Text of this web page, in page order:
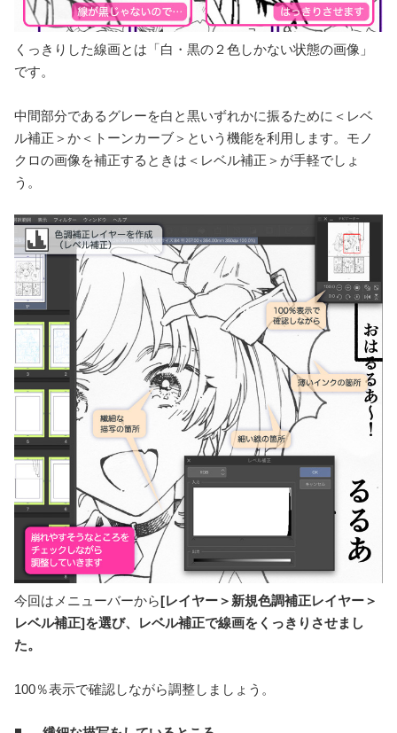
くっきりした線画とは「白・黒の２色しかない状態の画像」
です。
中間部分であるグレーを白と黒いずれかに振るために＜レベ
ル補正＞か＜トーンカーブ＞という機能を利用します。モノ
クロの画像を補正するときは＜レベル補正＞が手軽でしょ
う。
今回はメニューバーから[レイヤー＞新規色調補正レイヤー＞
レベル補正]を選び、レベル補正で線画をくっきりさせまし
た。
100％表示で確認しながら調整しましょう。